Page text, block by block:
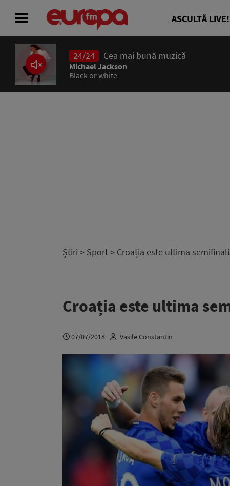
ASCULTĂ LIVE!
24/24 Cea mai bună muzică
Michael Jackson
Black or white
Știri > Sport> Croația este ultima
Croația este ultima
07/07/2018 Vasile Constantin
ACASĂ
ȘTIRI